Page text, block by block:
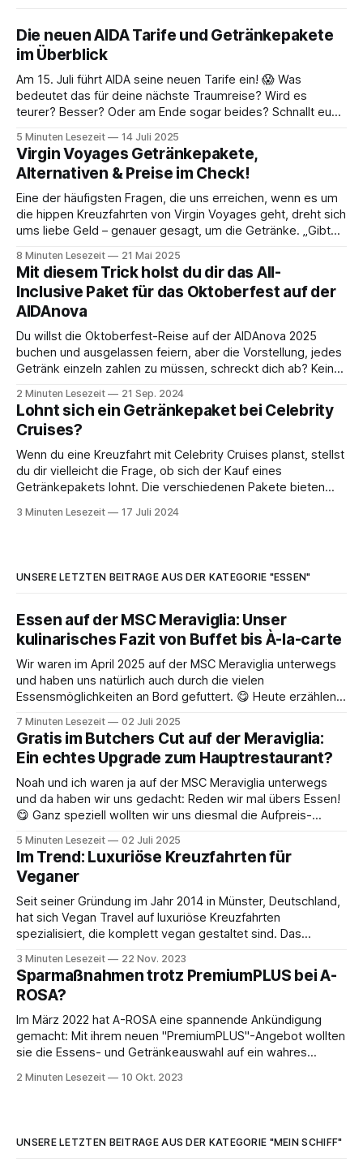
Die neuen AIDA Tarife und Getränkepakete
im Überblick
Am 15. Juli führt AIDA seine neuen Tarife ein! 😱 Was
bedeutet das für deine nächste Traumreise? Wird es
teurer? Besser? Oder am Ende sogar beides? Schnallt euch
eine ehrliche Einschätzung, ob ihr jetzt noch schnell buchen
oder lieber
5 Minuten Lesezeit 14 Juli 2025
Virgin Voyages Getränkepakete,
Alternativen & Preise im Check!
Eine der häufigsten Fragen, die uns erreichen, wenn es um
die hippen Kreuzfahrten von Virgin Voyages geht, dreht sich
ums liebe Geld – genauer gesagt, um die Getränke. „Gibt
Reedereien?“ 🤔 Diese Frage hören Noah und ich immer
wieder, und das ist auch verständlich,
8 Minuten Lesezeit 21 Mai 2025
Mit diesem Trick holst du dir das All-
Inclusive Paket für das Oktoberfest auf der
AIDAnova
Du willst die Oktoberfest-Reise auf der AIDAnova 2025
buchen und ausgelassen feiern, aber die Vorstellung, jedes
Getränk einzeln zahlen zu müssen, schreckt dich ab? Kein
kein All-Inclusive-Paket buchbar ist, verrate ich dir einen
Weg, wie du trotzdem in den Genuss
2 Minuten Lesezeit 21 Sep. 2024
Lohnt sich ein Getränkepaket bei Celebrity
Cruises?
Wenn du eine Kreuzfahrt mit Celebrity Cruises planst, stellst
du dir vielleicht die Frage, ob sich der Kauf eines
Getränkepakets lohnt. Die verschiedenen Pakete bieten
schwierig sein zu entscheiden, welches das richtige für dich
3 Minuten Lesezeit 17 Juli 2024
UNSERE LETZTEN BEITRÄGE AUS DER KATEGORIE "ESSEN"
Essen auf der MSC Meraviglia: Unser
kulinarisches Fazit von Buffet bis À-la-carte
Wir waren im April 2025 auf der MSC Meraviglia unterwegs
und haben uns natürlich auch durch die vielen
Essensmöglichkeiten an Bord gefuttert. 😋 Heute erzählen
ergangen ist, mit einem kleinen Extra-Fokus auf die
inkludierten À-la-carte-Restaurants. An Bord
7 Minuten Lesezeit 02 Juli 2025
Gratis im Butchers Cut auf der Meraviglia:
Ein echtes Upgrade zum Hauptrestaurant?
Noah und ich waren ja auf der MSC Meraviglia unterwegs
und da haben wir uns gedacht: Reden wir mal übers Essen!
😋 Ganz speziell wollten wir uns diesmal die Aufpreis-
Als Member im MSC Voyagers Club hatten wir ja das
Privileg,
5 Minuten Lesezeit 02 Juli 2025
Im Trend: Luxuriöse Kreuzfahrten für
Veganer
Seit seiner Gründung im Jahr 2014 in Münster, Deutschland,
hat sich Vegan Travel auf luxuriöse Kreuzfahrten
spezialisiert, die komplett vegan gestaltet sind. Das
zusammen, um Schiffe exklusiv für ihre veganen Reisen zu
chartern. Dabei bietet Vegan Travel nicht nur
Flusskreuzfahrten, sondern auch Hochseekreuzfahrten an.
3 Minuten Lesezeit 22 Nov. 2023
Sparmaßnahmen trotz PremiumPLUS bei A-
ROSA?
Im März 2022 hat A-ROSA eine spannende Ankündigung
gemacht: Mit ihrem neuen "PremiumPLUS"-Angebot wollten
sie die Essens- und Getränkeauswahl auf ein wahres
verkündete A-ROSA: "Durch eine größere Vielfalt sowie
2 Minuten Lesezeit 10 Okt. 2023
UNSERE LETZTEN BEITRÄGE AUS DER KATEGORIE "MEIN SCHIFF"